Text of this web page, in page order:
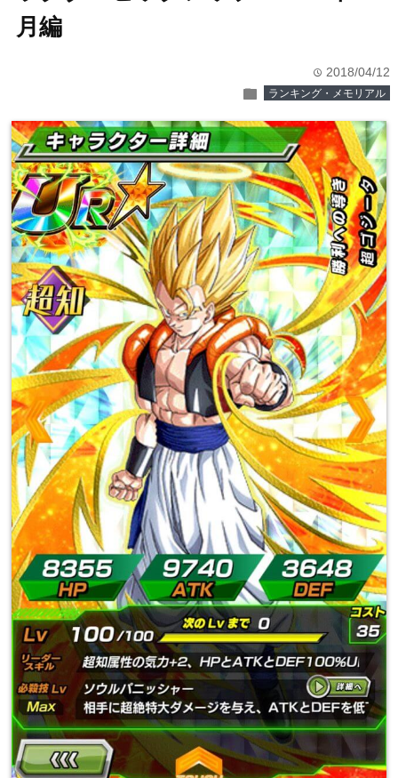
月編
time 2018/04/12
folder ランキング・メモリアル